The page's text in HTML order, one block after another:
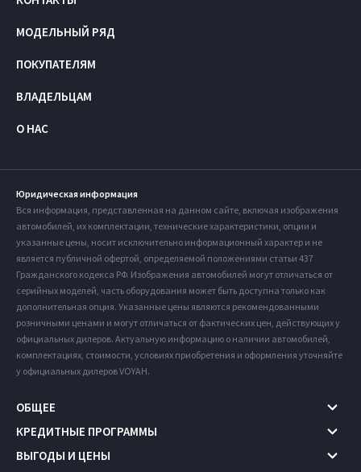
МОДЕЛЬНЫЙ РЯД
ПОКУПАТЕЛЯМ
ВЛАДЕЛЬЦАМ
О НАС
Юридическая информация
Вся информация, представленная на данном сайте, включая изображения
автомобилей, их комплектации, технические характеристики, опции и
указанные цены, носит исключительно информационный характер и не
является публичной офертой, определяемой положениями статьи 437
Гражданского кодекса РФ. Изображения автомобилей могут отличаться от
серийных моделей, часть оборудования может быть доступна только как
дополнительная опция. Указанные цены являются рекомендованными
розничными ценами и могут отличаться от фактических цен, действующих у
официальных дилеров. Актуальную информацию о наличии автомобилей,
комплектациях, стоимости, условиях приобретения и оформления уточняйте
у официальных дилеров VOYAH.
ОБЩЕЕ
КРЕДИТНЫЕ ПРОГРАММЫ
ВЫГОДЫ И ЦЕНЫ